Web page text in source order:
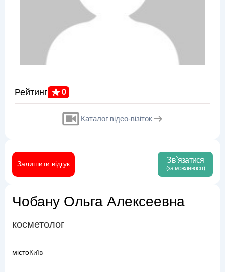
Рейтинг 0
Каталог відео-візіток
Залишити відгук Зв`язатися
(за можливості)
Чобану Ольга Алексеевна
косметолог
містоКиїв